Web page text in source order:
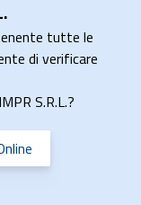
tutte le
di verificare
S.R.L.?